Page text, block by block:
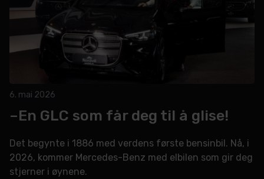
6. mai 2026
–En GLC som får deg til å glise!
Det begynte i 1886 med verdens første bensinbil. Nå, i
2026, kommer Mercedes-Benz med elbilen som gir deg
stjerner i øynene.